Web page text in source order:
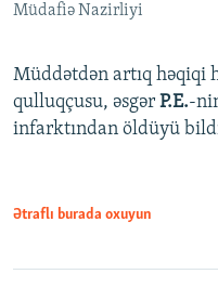
Müdafiə Nazirliyi
Müddətdən artıq həqiqi
qulluqçusu, əsgər P.E.-
infarktından öldüyü
Ətraflı burada oxuyun